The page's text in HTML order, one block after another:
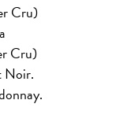
Cru)
Cru)
Noir.